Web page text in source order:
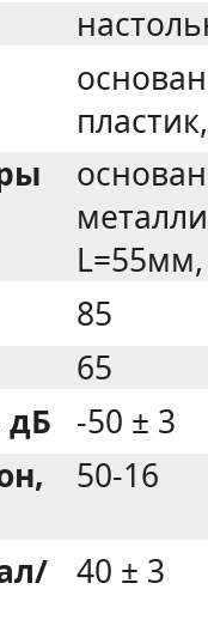
85
65
дБ
-50 ± 3
50-16
40 ± 3